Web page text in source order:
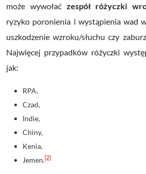
może wywołać zespół różyczki
ryzyko poronienia i wystąpienia wad
uszkodzenie wzroku/słuchu czy
Najwięcej przypadków różyczki
jak:
RPA,
Czad,
Indie,
Chiny,
Kenia,
Jemen.[2]